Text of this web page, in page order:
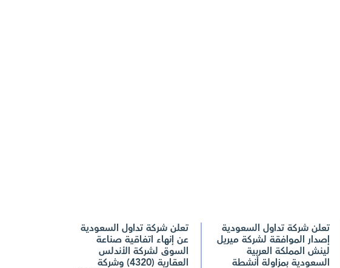
تعلن شركة تداول السعودية
إصدار الموافقة لشركة ميريل
لينش المملكة العربية
السعودية بمزاولة أنشطة
تعلن شركة تداول السعودية
عن إنهاء اتفاقية صناعة
السوق لشركة الأندلس
العقارية (4320) وشركة